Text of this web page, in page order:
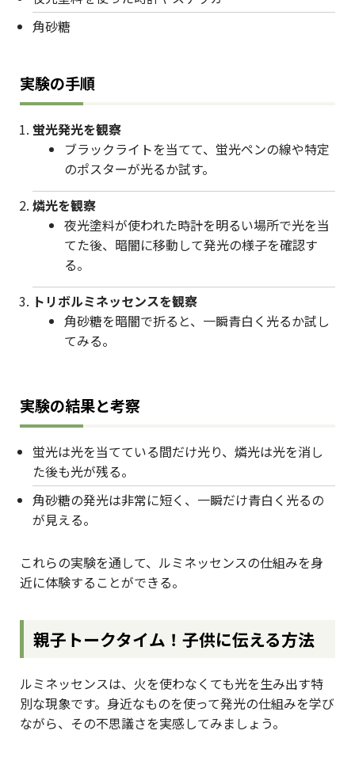
角砂糖
実験の手順
蛍光発光を観察
ブラックライトを当てて、蛍光ペンの線や特定
のポスターが光るか試す。
燐光を観察
夜光塗料が使われた時計を明るい場所で光を当
てた後、暗闇に移動して発光の様子を確認す
る。
トリボルミネッセンスを観察
角砂糖を暗闇で折ると、一瞬青白く光るか試し
てみる。
実験の結果と考察
蛍光は光を当てている間だけ光り、燐光は光を消し
た後も光が残る。
角砂糖の発光は非常に短く、一瞬だけ青白く光るの
が見える。
これらの実験を通して、ルミネッセンスの仕組みを身
近に体験することができる。
親子トークタイム！子供に伝える方法
ルミネッセンスは、火を使わなくても光を生み出す特
別な現象です。身近なものを使って発光の仕組みを学び
ながら、その不思議さを実感してみましょう。